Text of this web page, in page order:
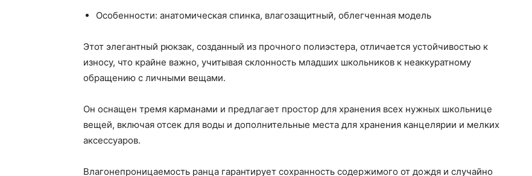
Особенности: анатомическая спинка, влагозащитный, облегченная модель
Этот элегантный рюкзак, созданный из прочного полиэстера, отличается устойчивостью к
износу, что крайне важно, учитывая склонность младших школьников к неаккуратному
обращению с личными вещами.
Он оснащен тремя карманами и предлагает простор для хранения всех нужных школьнице
вещей, включая отсек для воды и дополнительные места для хранения канцелярии и мелких
аксессуаров.
Влагонепроницаемость ранца гарантирует сохранность содержимого от дождя и случайно